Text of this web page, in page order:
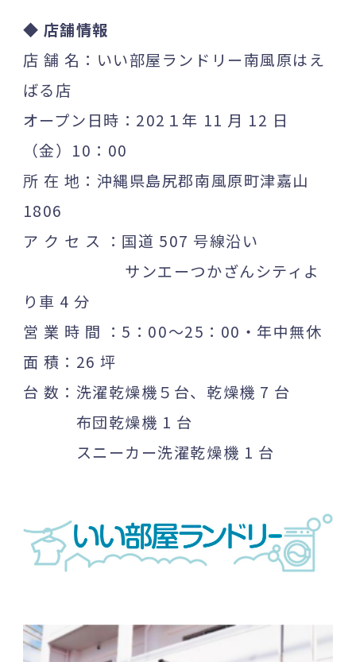
◆ 店舗情報
店 舗 名：いい部屋ランドリー南風原はえ
ばる店
オープン日時：202１年 11 月 12 日
（金）10：00
所 在 地：沖縄県島尻郡南風原町津嘉山
1806
ア ク セ ス ：国道 507 号線沿い
サンエーつかざんシティよ
り車 4 分
営 業 時 間 ：5：00～25：00・年中無休
面 積：26 坪
台 数：洗濯乾燥機５台、乾燥機 7 台
布団乾燥機 1 台
スニーカー洗濯乾燥機 1 台